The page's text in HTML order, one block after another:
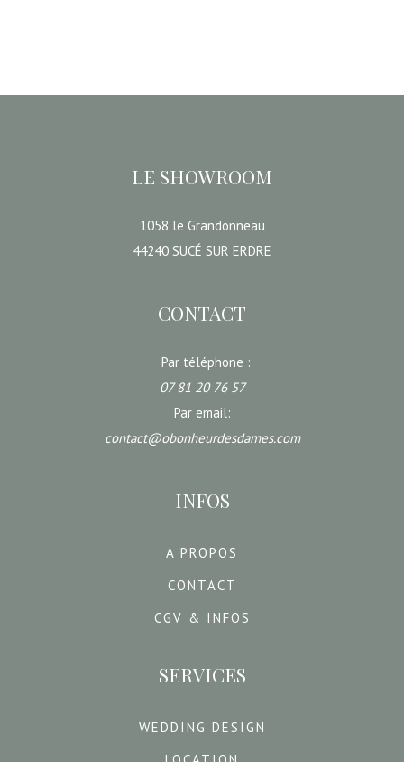
LE SHOWROOM
1058 le Grandonneau
44240 SUCÉ SUR ERDRE
CONTACT
Par téléphone :
07 81 20 76 57
Par email:
contact@obonheurdesdames.com
INFOS
A PROPOS
CONTACT
CGV & INFOS
SERVICES
WEDDING DESIGN